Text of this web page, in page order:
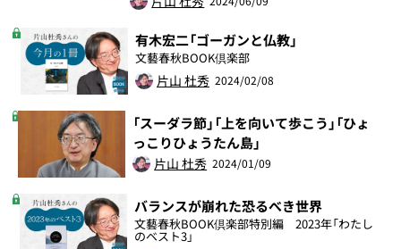
有木宏二「ゴーガンと仏教」
文藝春秋BOOK倶楽部
片山 杜秀 2024/02/08
「スーダラ節」「上を向いて歩こう」「ひょ
っこりひょうたん島」
片山 杜秀 2024/01/09
バランスが崩れた恐るべき世界
文藝春秋BOOK倶楽部特別編 2023年「わたし
のベスト3」